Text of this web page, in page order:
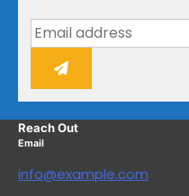
Reach Out
Email
info@example.com